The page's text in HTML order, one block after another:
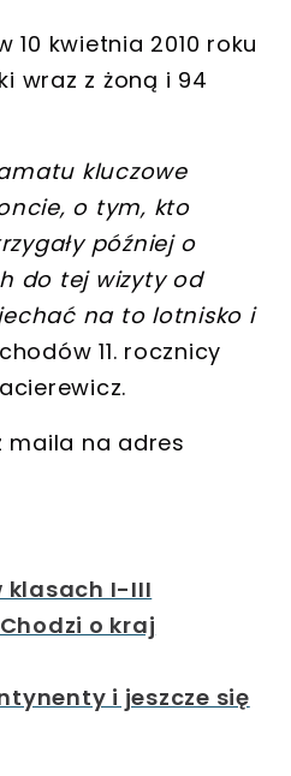
kwietnia 2010 roku
wraz z żoną i 94
kluczowe
o tym, kto
później o
do tej wizyty od
na to lotnisko i
11. rocznicy
maila na adres
klasach I-III
o kraj
i jeszcze się